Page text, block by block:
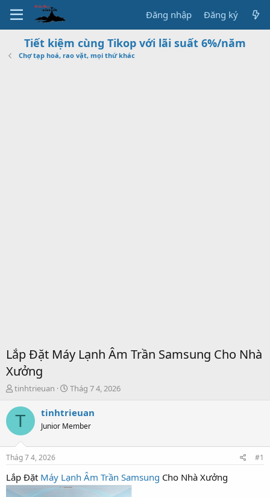
Đăng nhập Đăng ký
Tiết kiệm cùng Tikop với lãi suất 6%/năm
Chợ tạp hoá, rao vặt, mọi thứ khác
Lắp Đặt Máy Lạnh Âm Trần Samsung Cho Nhà
Xưởng
T
r
a
s
t
a
r
tinhtrieuan
S
a
t
e
Thág 7 4, 2026
T tinhtrieuan
Junior Member
Thág 7 4, 2026 #1
Lắp Đặt Máy Lạnh Âm Trần Samsung Cho Nhà Xưởng